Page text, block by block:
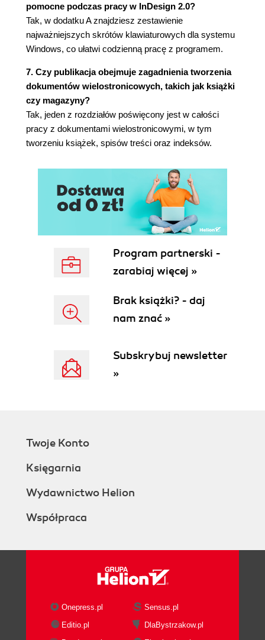
Drukowanie (77)
Opcje Preflight i Package (77)
Wydruk do pliku PostScriptowego (79)
Styl drukowania (81)
Druk miniatur stron (81)
Tworzenie pliku EPS (82)
Multimedia (83)
Pliki PDF (83)
Pliki HTML (84)
Rozdział 6. Zarządzanie obiektami (87)
Układ obiektów w dokumencie (89)
Wyrównywanie i rozłożenie obiektów (89)
Warstwy, stosy i grupowanie (90)
Dodatek A Skróty klawiaturowe (Windows) (93)
pomocne podczas pracy w InDesign 2.0?
Tak, w dodatku A znajdziesz zestawienie
najważniejszych skrótów klawiaturowych dla systemu
Windows, co ułatwi codzienną pracę z programem.
7. Czy publikacja obejmuje zagadnienia tworzenia
dokumentów wielostronicowych, takich jak książki
czy magazyny?
Tak, jeden z rozdziałów poświęcony jest w całości
pracy z dokumentami wielostronicowymi, w tym
tworzeniu książek, spisów treści oraz indeksów.
Program partnerski -
zarabiaj więcej »
Brak książki? - daj
nam znać »
Subskrybuj newsletter
»
Twoje Konto
Księgarnia
Wydawnictwo Helion
Współpraca
Onepress.pl
Sensus.pl
Editio.pl
DlaBystrzakow.pl